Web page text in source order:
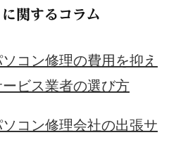
関するコラム
ソコン修理の費用を抑え
ビス業者の選び方
ソコン修理会社の出張サ